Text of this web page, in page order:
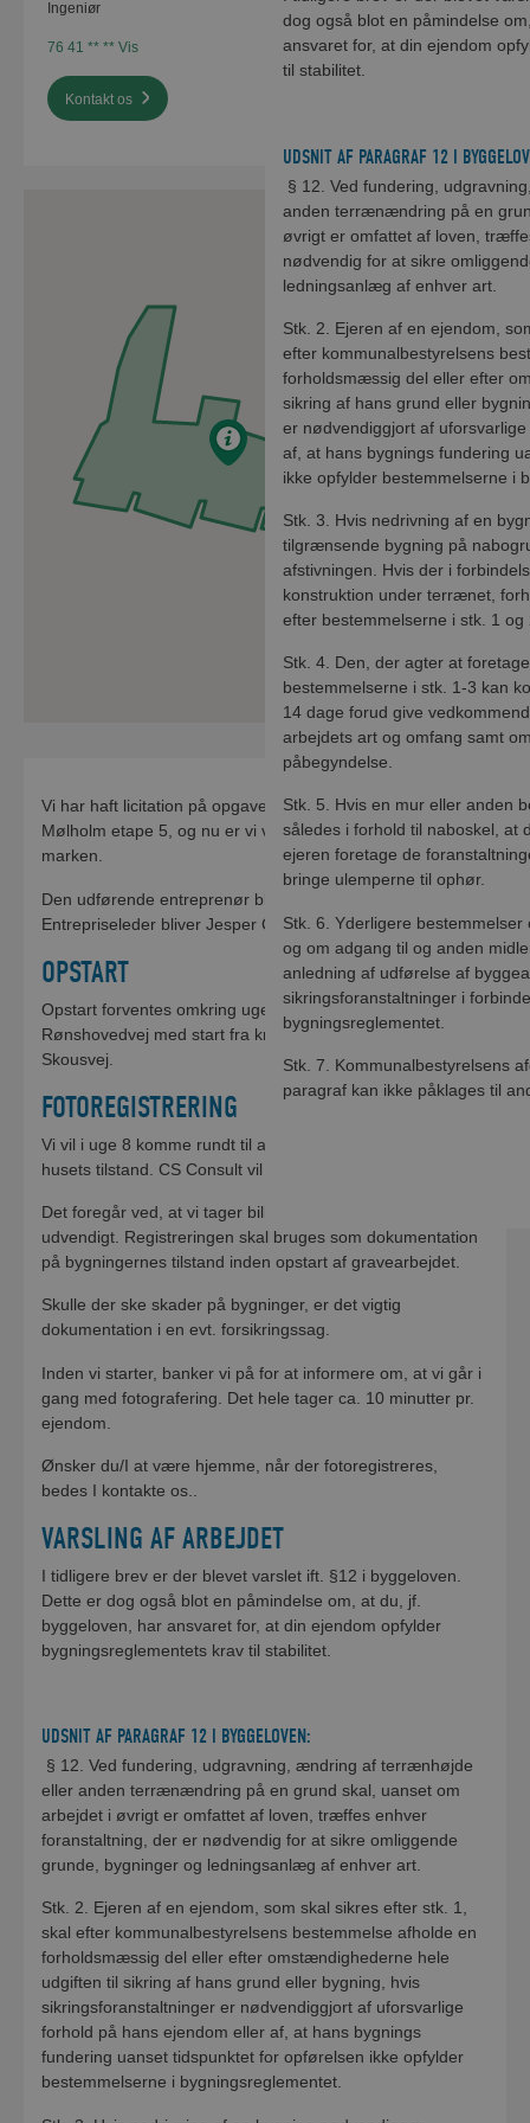
Vi har haft licitation på opgaven med separatkloakering i
Mølholm etape 5, og nu er vi ved at være klar til opstart i
marken.
Den udførende entreprenør bliver Henning Have A/S.
Entrepriseleder bliver Jesper Christensen.
OPSTART
Opstart forventes omkring uge 8. Opstart vil ske på
Rønshovedvej med start fra krydset Rønshovedvej/Niels
Skousvej.
FOTOREGISTRERING
Vi vil i uge 8 komme rundt til alle huse for at fotoregistrere
husets tilstand. CS Consult vil udføre fotoregistrering.
Det foregår ved, at vi tager billeder af alle bygninger
udvendigt. Registreringen skal bruges som dokumentation
på bygningernes tilstand inden opstart af gravearbejdet.
Skulle der ske skader på bygninger, er det vigtig
dokumentation i en evt. forsikringssag.
Inden vi starter, banker vi på for at informere om, at vi går i
gang med fotografering. Det hele tager ca. 10 minutter pr.
ejendom.
Ønsker du/I at være hjemme, når der fotoregistreres,
bedes I kontakte os..
VARSLING AF ARBEJDET
I tidligere brev er der blevet varslet ift. §12 i byggeloven.
Dette er dog også blot en påmindelse om, at du, jf.
byggeloven, har ansvaret for, at din ejendom opfylder
bygningsreglementets krav til stabilitet.
UDSNIT AF PARAGRAF 12 I BYGGELOVEN:
§ 12. Ved fundering, udgravning, ændring af terrænhøjde
eller anden terrænændring på en grund skal, uanset om
arbejdet i øvrigt er omfattet af loven, træffes enhver
foranstaltning, der er nødvendig for at sikre omliggende
grunde, bygninger og ledningsanlæg af enhver art.
Stk. 2. Ejeren af en ejendom, som skal sikres efter stk. 1,
skal efter kommunalbestyrelsens bestemmelse afholde en
forholdsmæssig del eller efter omstændighederne hele
udgiften til sikring af hans grund eller bygning, hvis
sikringsforanstaltninger er nødvendiggjort af uforsvarlige
forhold på hans ejendom eller af, at hans bygnings
fundering uanset tidspunktet for opførelsen ikke opfylder
bestemmelserne i bygningsreglementet.
Ingeniør
76 41 ** ** Vis
Kontakt os
Omkørsel Niels Skousvej.pdf
Beredskabet er informeret, hvis
OMKØRSELSPLAN FOR
KG OG BEBOERE PÅ
Omkørsel for køretøjer over 3500
foregår via Mejsevej/Teglværksvej/
NÆSTE SKRIDT
Så snart vores arbejde i
jernplader ud, så omkørslen er
Tak for din forståelse.
dog også blot en påmindelse
ansvaret for, at din ejendom
til stabilitet.
UDSNIT AF PARAGRAF 12 I
§ 12. Ved fundering,
anden terrænændring på en
øvrigt er omfattet af loven,
nødvendig for at sikre
ledningsanlæg af enhver art.
Stk. 2. Ejeren af en ejendom,
efter kommunalbestyrelsens
forholdsmæssig del eller efter
sikring af hans grund eller
er nødvendiggjort af
af, at hans bygnings fundering
ikke opfylder bestemmelserne i
Stk. 3. Hvis nedrivning af en
tilgrænsende bygning på
afstivningen. Hvis der i
konstruktion under terrænet,
efter bestemmelserne i stk. 1 og
Stk. 4. Den, der agter at
bestemmelserne i stk. 1-3 kan
14 dage forud give
arbejdets art og omfang samt
påbegyndelse.
Stk. 5. Hvis en mur eller anden
således i forhold til naboskel, at
ejeren foretage de
bringe ulemperne til ophør.
Stk. 6. Yderligere
og om adgang til og anden
anledning af udførelse af
sikringsforanstaltninger i
bygningsreglementet.
Stk. 7. Kommunalbestyrelsens
paragraf kan ikke påklages til